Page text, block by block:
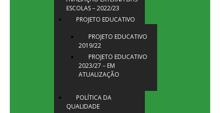
ESCOLAS – 2022/23
PROJETO EDUCATIVO
PROJETO EDUCATIVO
2019/22
PROJETO EDUCATIVO
2023/27 – EM
ATUALIZAÇÃO
POLÍTICA DA
QUALIDADE